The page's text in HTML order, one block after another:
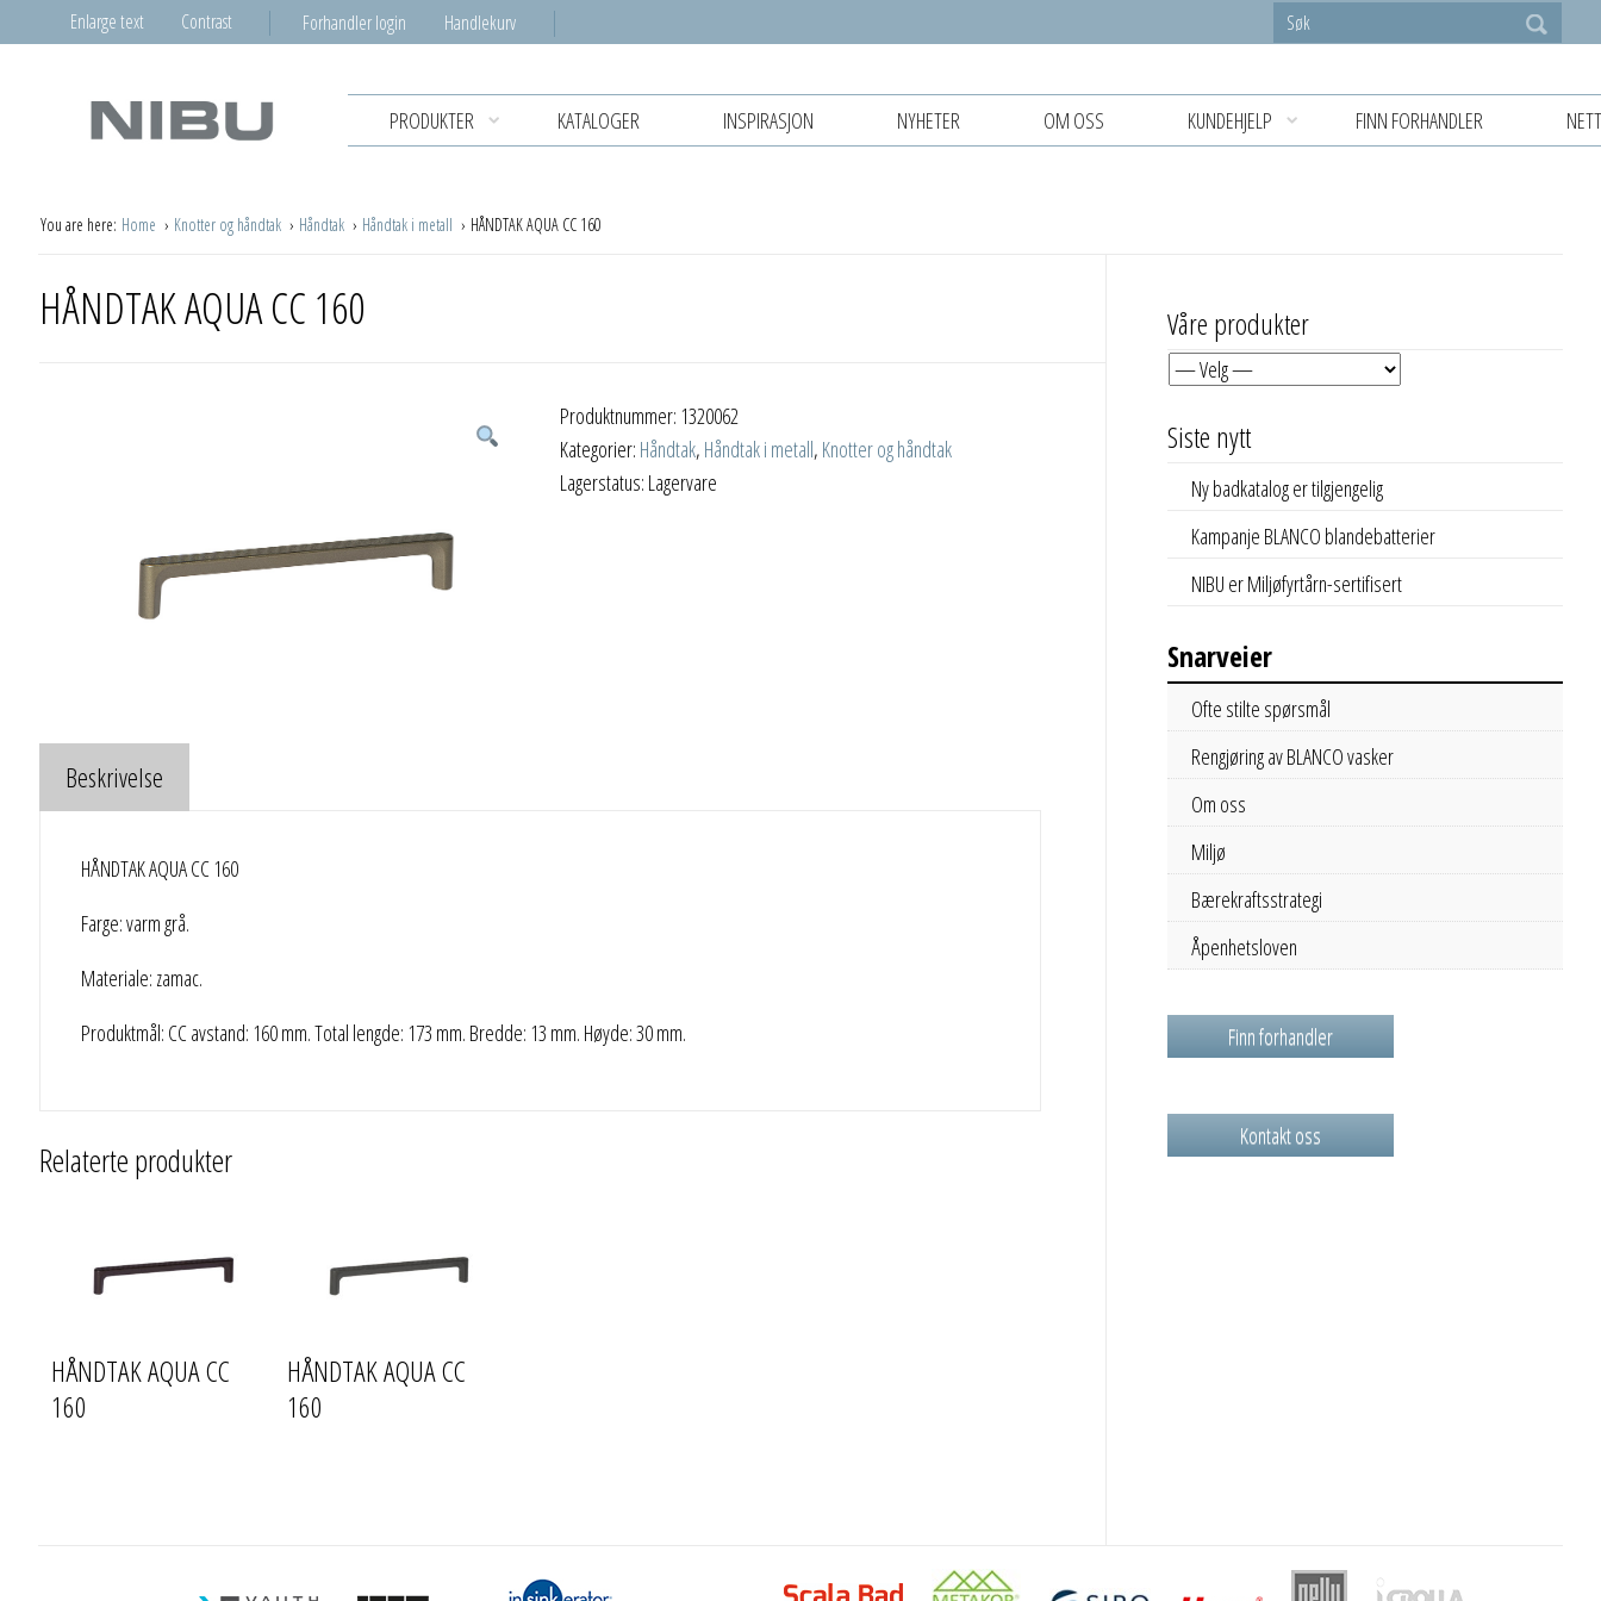
Enlarge text Contrast Forhandler login Handlekurv
PRODUKTER KATALOGER INSPIRASJON NYHETER OM OSS KUNDEHJELP FINN FORHANDLER
You are here: Home Knotter og håndtak Håndtak Håndtak i metall HÅNDTAK AQUA CC 160
HÅNDTAK AQUA CC 160
Produktnummer: 1320062
Kategorier: Håndtak, Håndtak i metall, Knotter og håndtak
Lagerstatus: Lagervare
Beskrivelse
HÅNDTAK AQUA CC 160
Farge: varm grå.
Materiale: zamac.
Produktmål: CC avstand: 160 mm. Total lengde: 173 mm. Bredde: 13 mm. Høyde: 30 mm.
Relaterte produkter
HÅNDTAK AQUA CC
160
HÅNDTAK AQUA CC
160
Våre produkter
Siste nytt
Ny badkatalog er tilgjengelig
Kampanje BLANCO blandebatterier
NIBU er Miljøfyrtårn-sertifisert
Snarveier
Ofte stilte spørsmål
Rengjøring av BLANCO vasker
Om oss
Miljø
Bærekraftsstrategi
Åpenhetsloven
Finn forhandler
Kontakt oss